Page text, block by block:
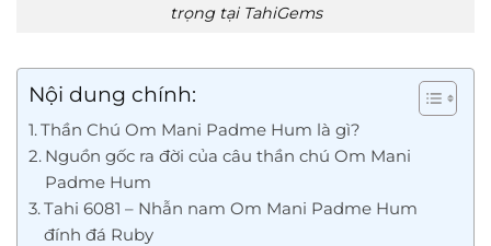
trọng tại TahiGems
Nội dung chính:
Thần Chú Om Mani Padme Hum là gì?
Nguồn gốc ra đời của câu thần chú Om Mani
Padme Hum
Tahi 6081 – Nhẫn nam Om Mani Padme Hum
đính đá Ruby